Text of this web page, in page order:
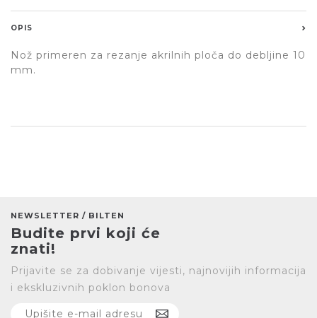
OPIS
Nož primeren za rezanje akrilnih ploča do debljine 10
mm.
NEWSLETTER / BILTEN
Budite prvi koji će
znati!
Prijavite se za dobivanje vijesti, najnovijih informacija
i ekskluzivnih poklon bonova